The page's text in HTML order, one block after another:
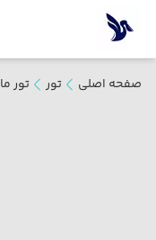
صفحه اصلی تور تور